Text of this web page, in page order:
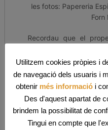
les fotos: Papereria
Forn
Recordau que el
que es farà al parc de
bonda que aquests
que feim bonda! I si no
Si no ens veim per
tornam a les
Utilitzem cookies pròpies i
de navegació dels usuaris i
obtenir més informació i
Des d'aquest apartat de
brindem la possibilitat de
Tingui en compte que